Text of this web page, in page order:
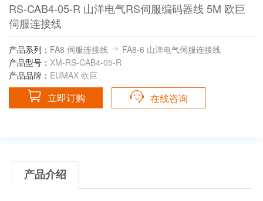
RS-CAB4-05-R 山洋电气RS伺服编码器线 5M 欧巨
伺服连接线
产品系列： FA8 伺服连接线
FA8-6 山洋电气伺服连接线
产品型号： XM-RS-CAB4-05-R
产品品牌： EUMAX 欧巨
立即订购 在线咨询
产品介绍